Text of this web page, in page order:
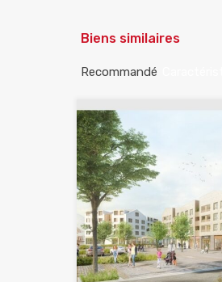
Biens similaires
Recommandé